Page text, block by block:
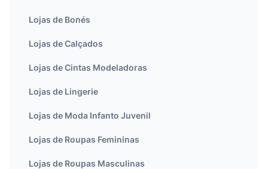
Lojas de Bonés
Lojas de Calçados
Lojas de Cintas Modeladoras
Lojas de Lingerie
Lojas de Moda Infanto Juvenil
Lojas de Roupas Femininas
Lojas de Roupas Masculinas